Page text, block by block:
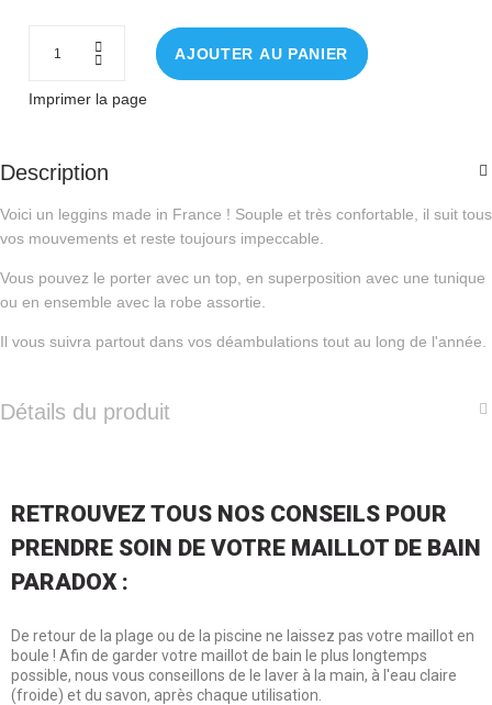
AJOUTER AU PANIER
Imprimer la page
Description
Voici un leggins made in France ! Souple et très confortable, il suit tous
vos mouvements et reste toujours impeccable.
Vous pouvez le porter avec un top, en superposition avec une tunique
ou en ensemble avec la robe assortie.
Il vous suivra partout dans vos déambulations tout au long de l'année.
Détails du produit
RETROUVEZ TOUS NOS CONSEILS POUR
PRENDRE SOIN DE VOTRE MAILLOT DE BAIN
PARADOX :
De retour de la plage ou de la piscine ne laissez pas votre maillot en
boule ! Afin de garder votre maillot de bain le plus longtemps
possible, nous vous conseillons de le laver à la main, à l'eau claire
(froide) et du savon, après chaque utilisation.